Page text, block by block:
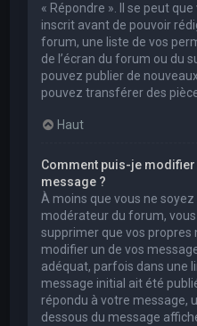
« Répondre ». Il se peut
inscrit avant de pouvoir
forum, une liste de vos
de l’écran du forum ou du
pouvez publier de
pouvez transférer des
Haut
Comment puis-je
message ?
À moins que vous ne
modérateur du forum,
supprimer que vos propres
modifier un de vos
adéquat, parfois dans une
message initial ait été
répondu à votre message,
dessous du message